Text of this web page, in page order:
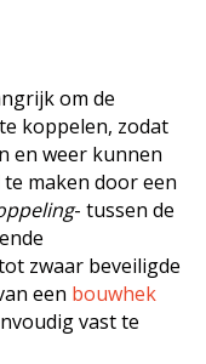
om de
koppelen, zodat
en weer kunnen
maken door een
- tussen de
zwaar beveiligde
een bouwhek
vast te